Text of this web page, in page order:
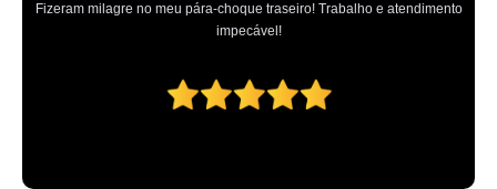
Fizeram milagre no meu pára-choque traseiro! Trabalho e atendimento
impecável!